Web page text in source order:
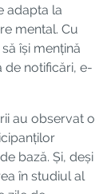
adapta la
mental. Cu
își mențină
de notificări, e-
au observat o
bază. Și, deși
în studiul al